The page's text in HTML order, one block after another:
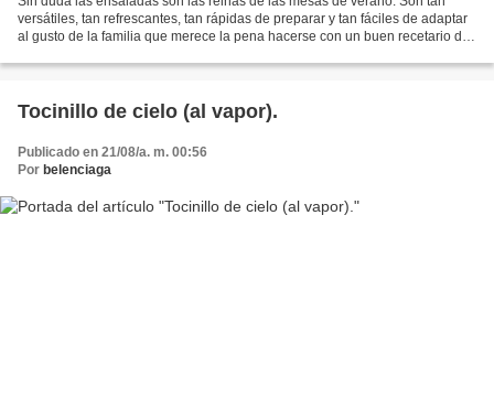
versátiles, tan refrescantes, tan rápidas de preparar y tan fáciles de adaptar
al gusto de la familia que merece la pena hacerse con un buen recetario de
Tocinillo de cielo (al vapor).
Publicado en 21/08/a. m. 00:56
Por belenciaga